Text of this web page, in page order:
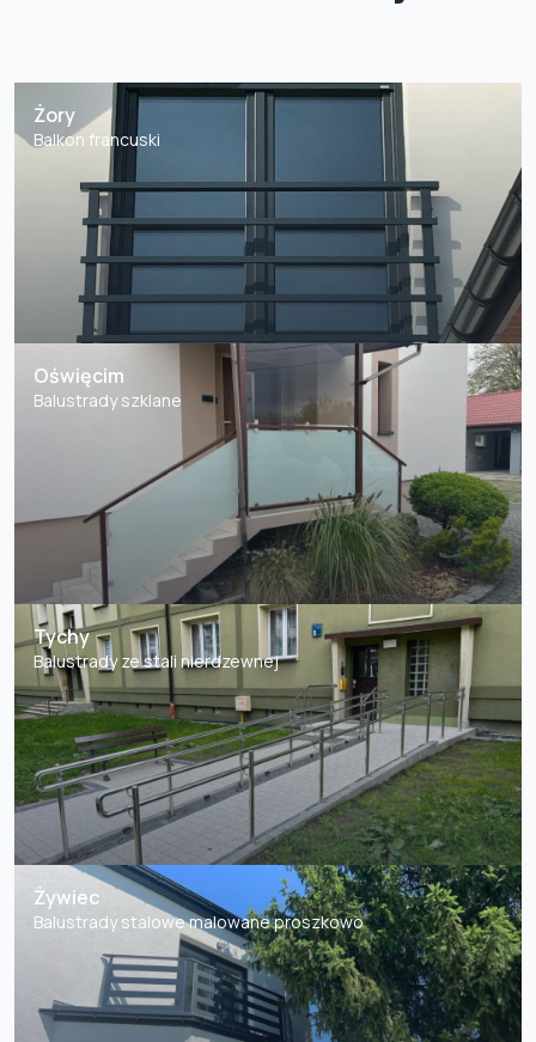
Żory
Balkon francuski
Oświęcim
Balustrady szklane
Tychy
Balustrady ze stali nierdzewnej
Żywiec
Balustrady stalowe malowane proszkowo